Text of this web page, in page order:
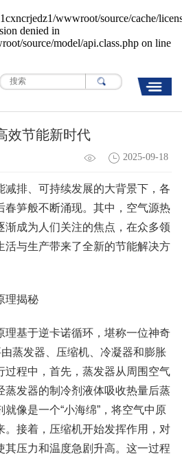
wwwroot/source/cache/
denied in
source/model/api.class.php on line
效节能新时代
2025-09-18
排、可持续发展的大背景下，各
春笋般不断涌现。其中，空气源热
渐成为人们关注的焦点，在众多领
活与生产带来了全新的节能解决方
揭秘
基于逆卡诺循环，堪称一位神奇
由蒸发器、压缩机、冷凝器和膨胀
过程中，首先，蒸发器从周围空气
蒸发器的制冷剂液体吸收热量后蒸
像是一个“小海绵”，将空气中原
。接着，压缩机开始发挥作用，对
其压力和温度急剧升高。这一过程